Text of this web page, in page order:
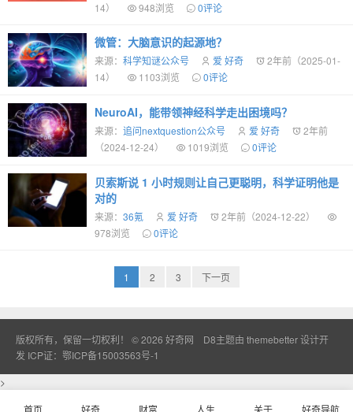
14）
948浏览 0评论
微管：大脑意识的起源地？
来源： 科学知谜公众号 爱 好奇
2年前（2025-01-
14）
1103浏览 0评论
NeuroAI，能带领神经科学走出困境吗？
来源： 追问nextquestion公众号 爱 好奇
2年前
（2024-12-24）
1019浏览 0评论
贝索斯说 1 小时规则让自己更聪明，科学证明他是
对的
来源： 36氪 爱 好奇
2年前（2024-12-22）
978浏览
0评论
1 2 3 下一页
版权所有，保留一切权利！ © 2026 好奇网 D8主题由 themebetter设计开
发 ICP证：鄂ICP备15003563号-1
首页 好奇 财富 人生 关于 好奇导航
>